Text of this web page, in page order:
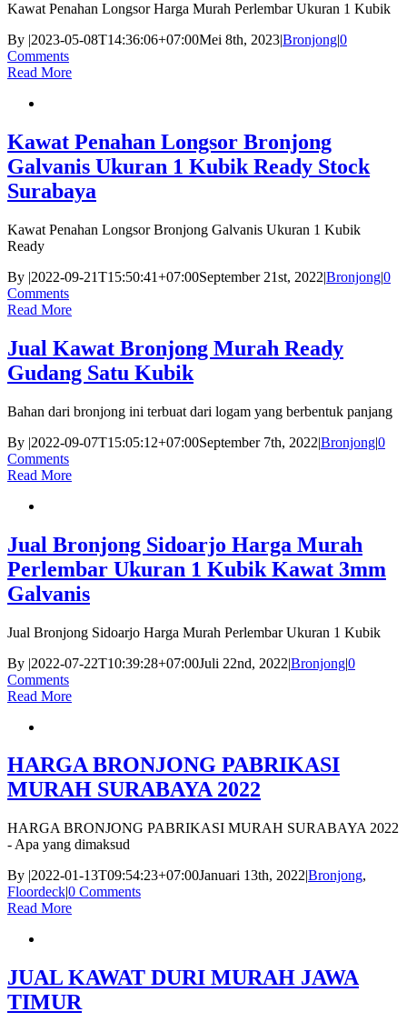
Kawat Penahan Longsor Harga Murah Perlembar Ukuran 1 Kubik
By |2023-05-08T14:36:06+07:00Mei 8th, 2023|Bronjong|0
Comments
Read More
Kawat Penahan Longsor Bronjong
Galvanis Ukuran 1 Kubik Ready Stock
Surabaya
Kawat Penahan Longsor Bronjong Galvanis Ukuran 1 Kubik
Ready
By |2022-09-21T15:50:41+07:00September 21st, 2022|Bronjong|0
Comments
Read More
Jual Kawat Bronjong Murah Ready
Gudang Satu Kubik
Bahan dari bronjong ini terbuat dari logam yang berbentuk panjang
By |2022-09-07T15:05:12+07:00September 7th, 2022|Bronjong|0
Comments
Read More
Jual Bronjong Sidoarjo Harga Murah
Perlembar Ukuran 1 Kubik Kawat 3mm
Galvanis
Jual Bronjong Sidoarjo Harga Murah Perlembar Ukuran 1 Kubik
By |2022-07-22T10:39:28+07:00Juli 22nd, 2022|Bronjong|0
Comments
Read More
HARGA BRONJONG PABRIKASI
MURAH SURABAYA 2022
HARGA BRONJONG PABRIKASI MURAH SURABAYA 2022
- Apa yang dimaksud
By |2022-01-13T09:54:23+07:00Januari 13th, 2022|Bronjong,
Floordeck|0 Comments
Read More
JUAL KAWAT DURI MURAH JAWA
TIMUR